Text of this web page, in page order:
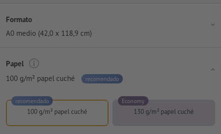
Formato
A0 medio (42,0 x 118,9 cm)
Papel
100 g/m² papel cuché
recomendado
100 g/m² papel cuché
recomendado
130 g/m² papel cuché
Economy